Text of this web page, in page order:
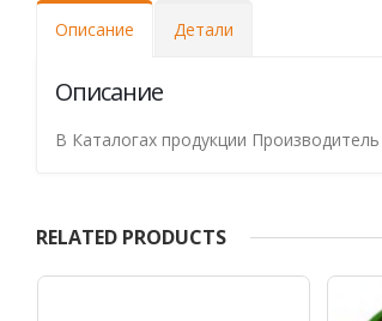
Описание Детали
Описание
В Каталогах продукции
RELATED PRODUCTS